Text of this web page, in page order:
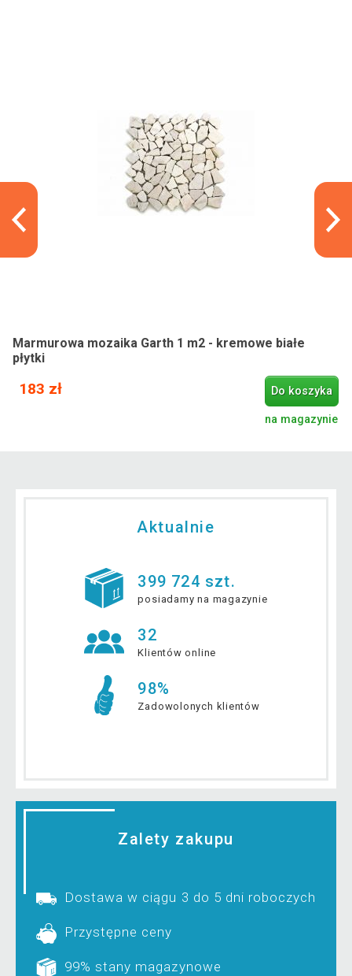
Marmurowa mozaika Garth 1 m2 - kremowe białe
płytki
183 zł Do koszyka
na magazynie
Aktualnie
399 724 szt.
posiadamy na magazynie
32
Klientów online
98%
Zadowolonych klientów
Zalety zakupu
Dostawa w ciągu 3 do 5 dni roboczych
Przystępne ceny
99% stany magazynowe